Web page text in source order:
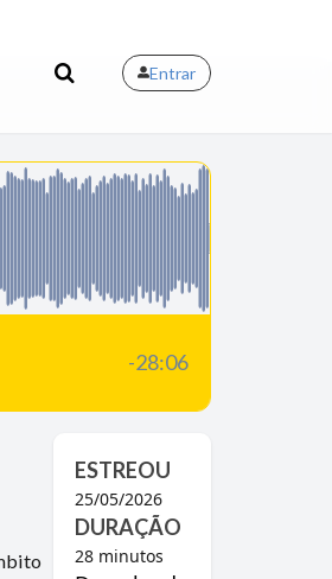
Entrar
-28:06
ESTREOU
25/05/2026
DURAÇÃO
28 minutos